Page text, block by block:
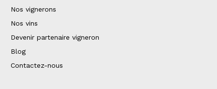
Nos vignerons
Nos vins
Devenir partenaire vigneron
Blog
Contactez-nous